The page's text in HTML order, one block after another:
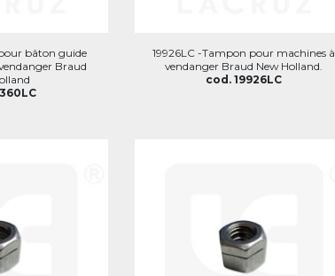
bâton guide
Braud
19926LC -Tampon pour machines à
vendanger Braud New Holland.
cod. 19926LC